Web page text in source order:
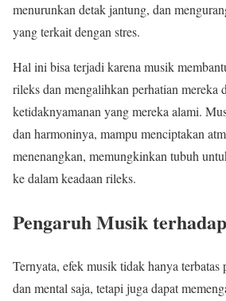
menurunkan detak jantung, dan
yang terkait dengan stres.
Hal ini bisa terjadi karena musik
rileks dan mengalihkan perhatian mereka
ketidaknyamanan yang mereka alami.
dan harmoninya, mampu menciptakan
menenangkan, memungkinkan tubuh
ke dalam keadaan rileks.
Pengaruh Musik
Ternyata, efek musik tidak hanya terbatas
dan mental saja, tetapi juga dapat